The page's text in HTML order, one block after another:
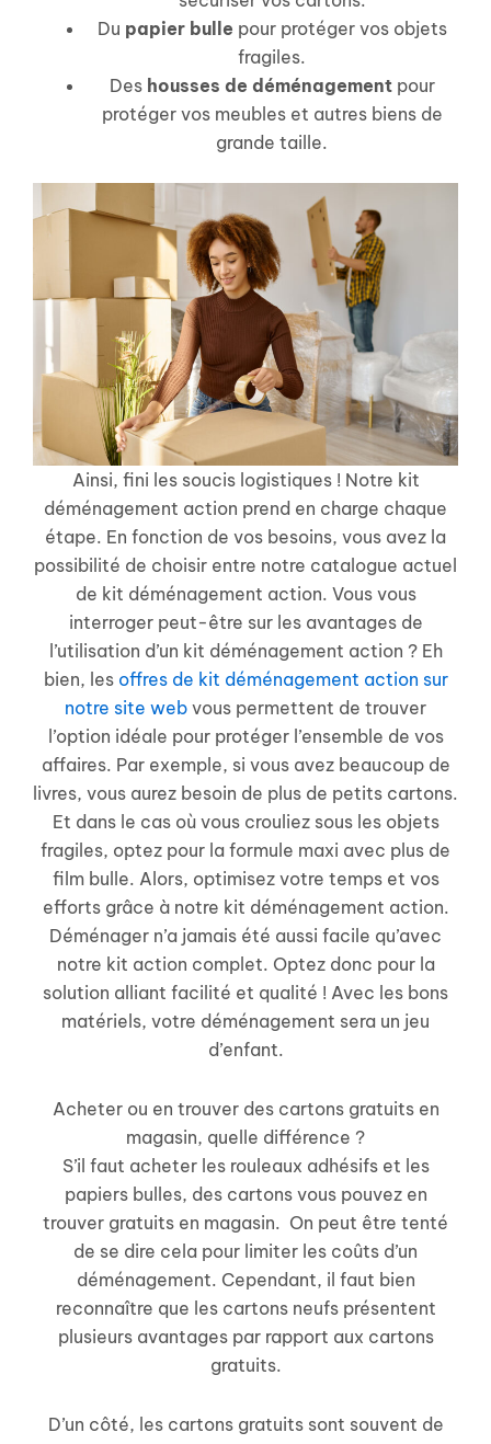
Du papier bulle pour protéger vos objets
fragiles.
Des housses de déménagementpour
protéger vos meubles et autres biens de
grande taille.
Ainsi, fini les soucis logistiques ! Notre kit
déménagement action prend en charge chaque
étape. En fonction de vos besoins, vous avez la
possibilité de choisir entre notre catalogue actuel
de kit déménagement action. Vous vous
interroger peut-être sur les avantages de
l’utilisation d’un kit déménagement action ? Eh
bien, les offres de kit déménagement action sur
notre site web vous permettent de trouver
l’option idéale pour protéger l’ensemble de vos
affaires. Par exemple, si vous avez beaucoup de
livres, vous aurez besoin de plus de petits cartons.
Et dans le cas où vous crouliez sous les objets
fragiles, optez pour la formule maxi avec plus de
film bulle. Alors, optimisez votre temps et vos
efforts grâce à notre kit déménagement action.
Déménager n’a jamais été aussi facile qu’avec
notre kit action complet. Optez donc pour la
solution alliant facilité et qualité ! Avec les bons
matériels, votre déménagement sera un jeu
d’enfant.
Acheter ou en trouver des cartons gratuits en
magasin, quelle différence ?
S’il faut acheter les rouleaux adhésifs et les
papiers bulles, des cartons vous pouvez en
trouver gratuits en magasin. On peut être tenté
de se dire cela pour limiter les coûts d’un
déménagement. Cependant, il faut bien
reconnaître que les cartons neufs présentent
plusieurs avantages par rapport aux cartons
gratuits.
D’un côté, les cartons gratuits sont souvent de